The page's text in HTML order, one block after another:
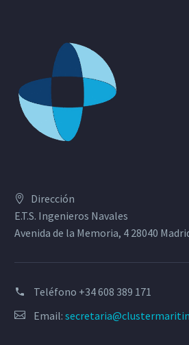
Dirección
E.T.S. Ingenieros Navales
Avenida de la Memoria, 4 28040
Teléfono +34 608 389 171
Email: